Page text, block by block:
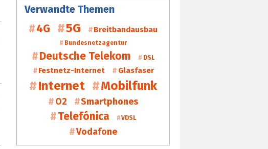
Verwandte Themen
4G 5G Breitbandausbau
Bundesnetzagentur
Deutsche Telekom DSL
Festnetz-Internet Glasfaser
Internet Mobilfunk
O2 Smartphones
Telefónica VDSL
Vodafone